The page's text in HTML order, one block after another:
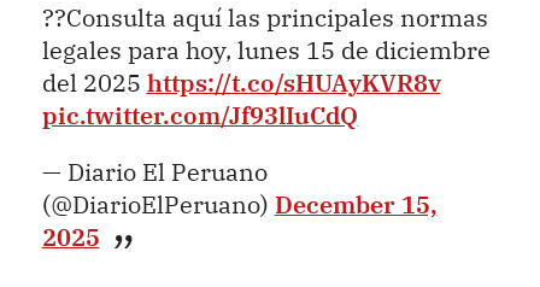
??Consulta aquí las principales normas
legales para hoy, lunes 15 de diciembre
del 2025 https://t.co/sHUAyKVR8v
pic.twitter.com/Jf93lIuCdQ
— Diario El Peruano
(@DiarioElPeruano) December 15,
2025